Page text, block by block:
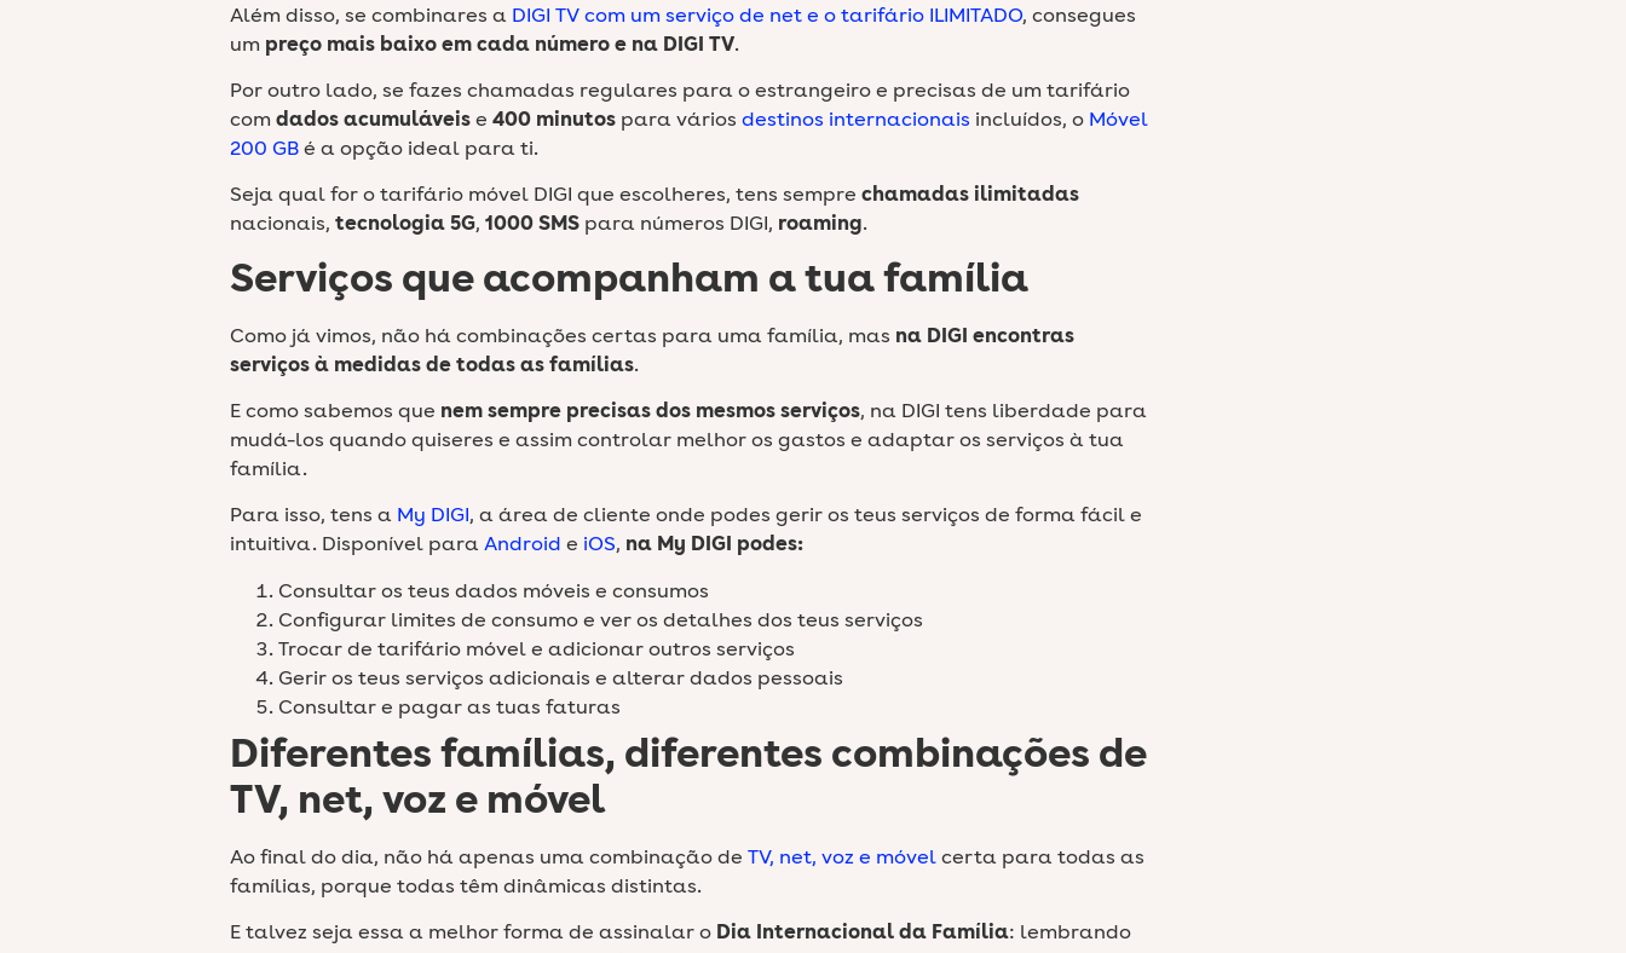
Além disso, se combinares a DIGI TV com um serviço de net e o tarifário ILIMITADO, consegues
um preço mais baixo em cada número e na DIGI TV.
Por outro lado, se fazes chamadas regulares para o estrangeiro e precisas de um tarifário
com dados acumuláveise 400 minutospara vários destinos internacionais incluídos, o Móvel
200 GBé a opção ideal para ti.
Seja qual for o tarifário móvel DIGI que escolheres, tens sempre chamadas ilimitadas
nacionais, tecnologia 5G, 1000 SMSpara números DIGI, roaming.
Serviços que acompanham a tua família
Como já vimos, não há combinações certas para uma família, mas na DIGI encontras
serviços à medidas de todas as famílias.
E como sabemos que nem sempre precisas dos mesmos serviços, na DIGI tens liberdade para
mudá-los quando quiseres e assim controlar melhor os gastos e adaptar os serviços à tua
família.
Para isso, tens a My DIGI, a área de cliente onde podes gerir os teus serviços de forma fácil e
intuitiva. Disponível paraAndroid e iOS, na My DIGI podes:
Consultar os teus dados móveis e consumos
Configurar limites de consumo e ver os detalhes dos teus serviços
Trocar de tarifário móvel e adicionar outros serviços
Gerir os teus serviços adicionais e alterar dados pessoais
Consultar e pagar as tuas faturas
Diferentes famílias, diferentes combinações de
TV, net, voz e móvel
Ao final do dia, não há apenas uma combinação de TV, net, voz e móvelcerta para todas as
famílias, porque todas têm dinâmicas distintas.
E talvez seja essa a melhor forma de assinalar o Dia Internacional da Família: lembrando